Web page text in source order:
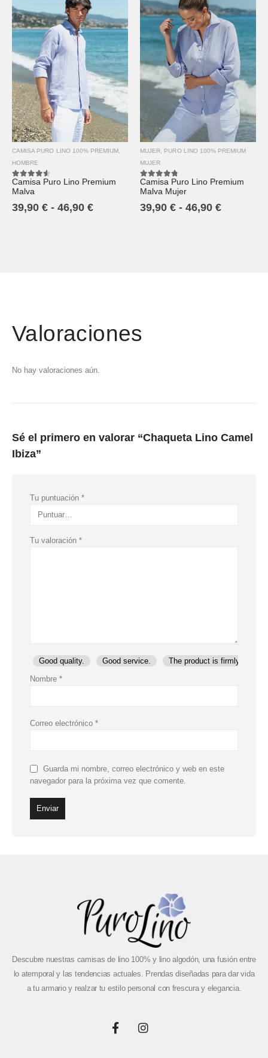
CAMISA PURO LINO 100% PREMIUM
HOMBRE
4.50 out of 5
Camisa Puro Lino Premium
Malva
39,90 € - 46,90 €
MUJER
PURO LINO 100% PREMIUM
MUJER
4.67 out of 5
Camisa Puro Lino Premium
Malva Mujer
39,90 € - 46,90 €
Valoraciones
No hay valoraciones aún.
Sé el primero en valorar “Chaqueta Lino Camel
Ibiza”
Tu puntuación *
Tu valoración *
Good quality. Good service.
The product is firmly
Nombre *
Correo electrónico *
Guarda mi nombre, correo electrónico y web en este
navegador para la próxima vez que comente.
Descubre nuestras camisas de lino 100% y lino algodón, una fusión entre
lo atemporal y las tendencias actuales. Prendas diseñadas para dar vida
a tu armario y realzar tu estilo personal con frescura y elegancia.